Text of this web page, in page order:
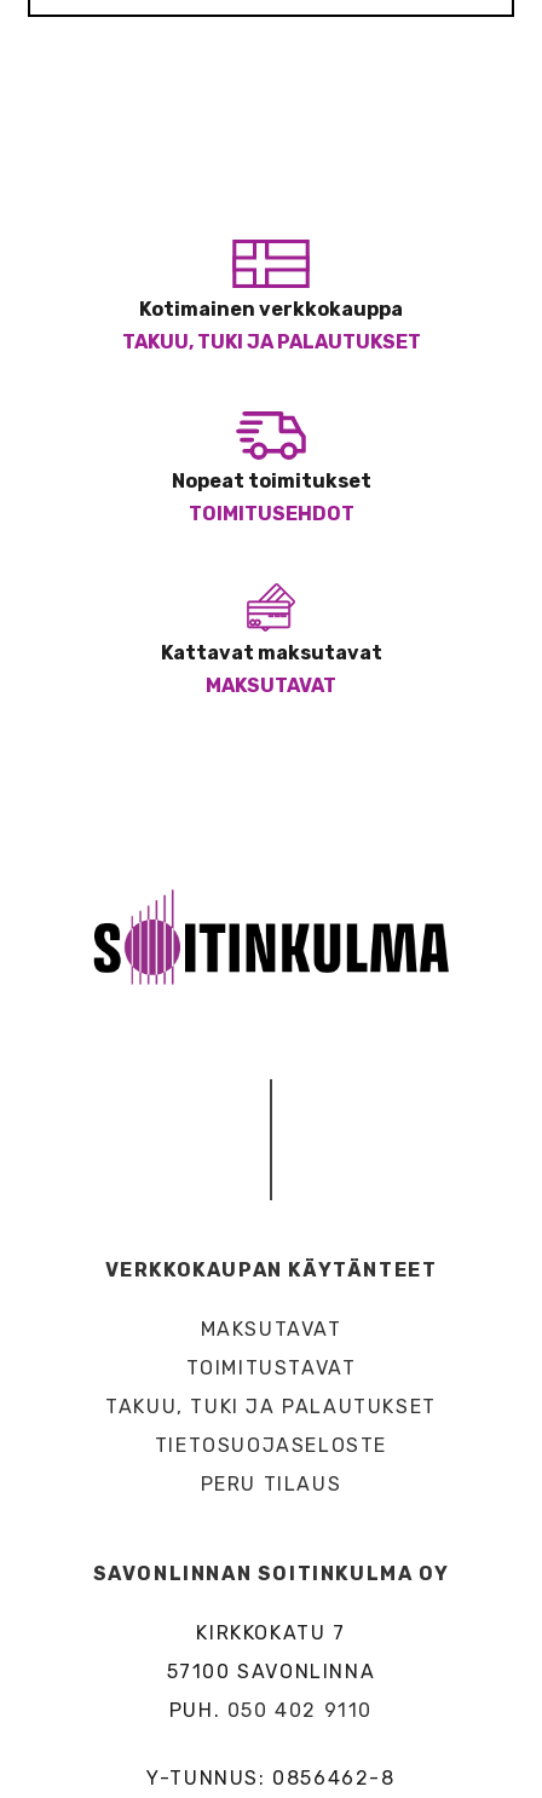
Kotimainen verkkokauppa
TAKUU, TUKI JA PALAUTUKSET
Nopeat toimitukset
TOIMITUSEHDOT
Kattavat maksutavat
MAKSUTAVAT
VERKKOKAUPAN KÄYTÄNTEET
MAKSUTAVAT
TOIMITUSTAVAT
TAKUU, TUKI JA PALAUTUKSET
TIETOSUOJASELOSTE
PERU TILAUS
SAVONLINNAN SOITINKULMA OY
KIRKKOKATU 7
57100 SAVONLINNA
PUH. 050 402 9110
Y-TUNNUS: 0856462-8